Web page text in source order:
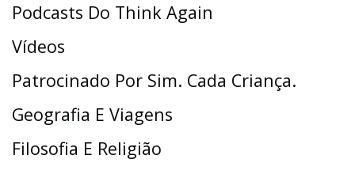
Podcasts Do Think Again
Vídeos
Patrocinado Por Sim. Cada Criança.
Geografia E Viagens
Filosofia E Religião